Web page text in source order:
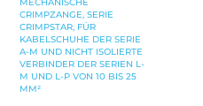
CRIMPZANGE, SERIE
CRIMPSTAR, FÜR
KABELSCHUHE DER SERIE
A-M UND NICHT ISOLIERTE
VERBINDER DER SERIEN L-
M UND L-P VON 10 BIS 25
MM²